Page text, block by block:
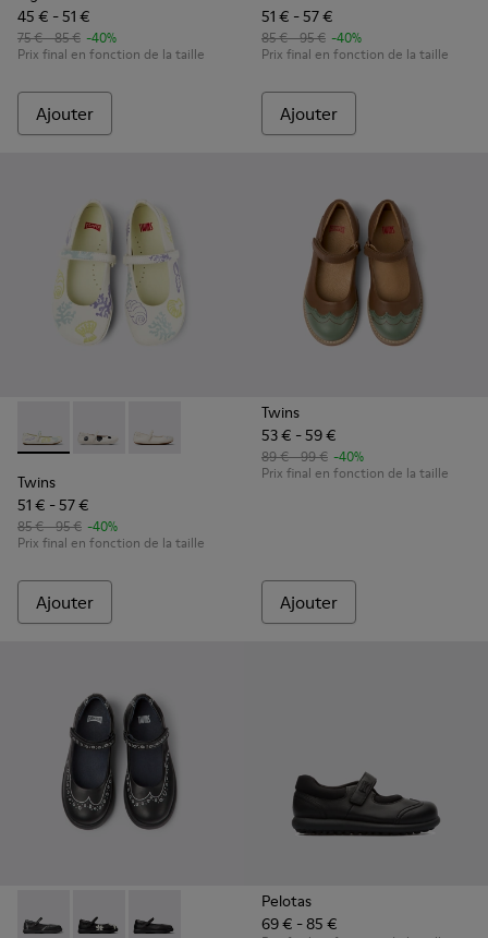
45 € - 51 €
75 € - 85 € -40%
Prix final en fonction de la taille
Ajouter
51 € - 57 €
85 € - 95 € -40%
Prix final en fonction de la taille
Ajouter
Twins - K800486-005 - Babies en cuir blanc
Twins - K800486-011 - Ballerines pour enfants en
Twins - K800486-007 - Ballerines en cuir
Twins
51 € - 57 €
85 € - 95 € -40%
Prix final en fonction de la taille
Ajouter
Twins
53 € - 59 €
89 € - 99 € -40%
Prix final en fonction de la taille
Ajouter
Twins - K800549-001 - Babies en cuir noir pour enfant
Twins - K800549-006 - Ballerines en cuir
Twins - K800549-003 - Ballerines en cuir
Pelotas
69 € - 85 €